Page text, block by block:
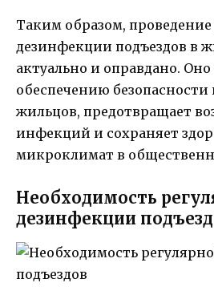
Таким образом,
дезинфекции подъездов в
актуально и оправдано. Оно
обеспечению безопасности
жильцов, предотвращает
инфекций и сохраняет
микроклимат в
Необходимость
дезинфекции